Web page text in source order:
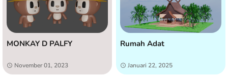
MONKAY D PALFY
November 01, 2023
Rumah Adat
Januari 22, 2025